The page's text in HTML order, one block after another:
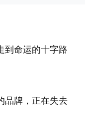
到命运的十字路
品牌，正在失去